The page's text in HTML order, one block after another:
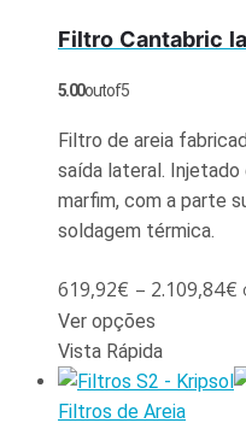
Filtro Cantabric
5.00out of 5
Filtro de areia
saída lateral.
marfim, com a parte
soldagem térmica.
619,92€ – 2.109,84€
Ver opções
Vista Rápida
Filtros de Areia